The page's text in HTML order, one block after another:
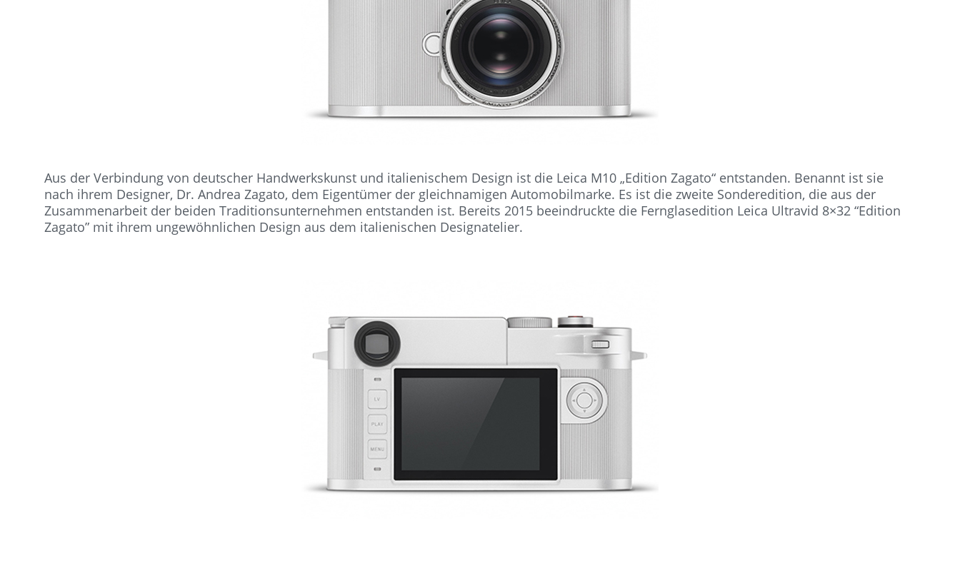
Aus der Verbindung von deutscher Handwerkskunst und italienischem Design ist die Leica M10 „Edition Zagato“ entstanden. Benannt ist sie
nach ihrem Designer, Dr. Andrea Zagato, dem Eigentümer der gleichnamigen Automobilmarke. Es ist die zweite Sonderedition, die aus der
Zusammenarbeit der beiden Traditionsunternehmen entstanden ist. Bereits 2015 beeindruckte die Fernglasedition Leica Ultravid 8×32 “Edition
Zagato” mit ihrem ungewöhnlichen Design aus dem italienischen Designatelier.